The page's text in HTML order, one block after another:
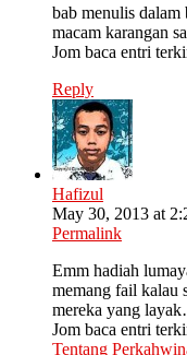
bab menulis
macam karangan
Jom baca entri
Reply
Hafizul
May 30, 2013 at
Permalink
Emm hadiah
memang fail kalau
mereka yang
Jom baca entri
Tentang